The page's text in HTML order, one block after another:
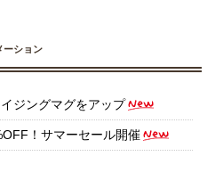
ーション
ジングマグをアップ
！サマーセール開催